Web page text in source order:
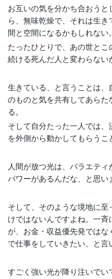
お互いの気を分かち合おう
ら、無味乾燥で、それは生
間と空間になるかもしれない。
たったひとりで、あの世と
続ける死んだ人と変わらない
生きている、と言うことは
のものと気を共有してあら
る。
そして自分たった一人では
を外側から動かしてもらうこ
人間が放つ光は、バラエテ
パワーがあるんだな、と思い
そして、そのような境地に
けではないんですよね。一
が、お金・収益優先発では
で仕事をしていきたい、と言
すごく強い光が降り注いで